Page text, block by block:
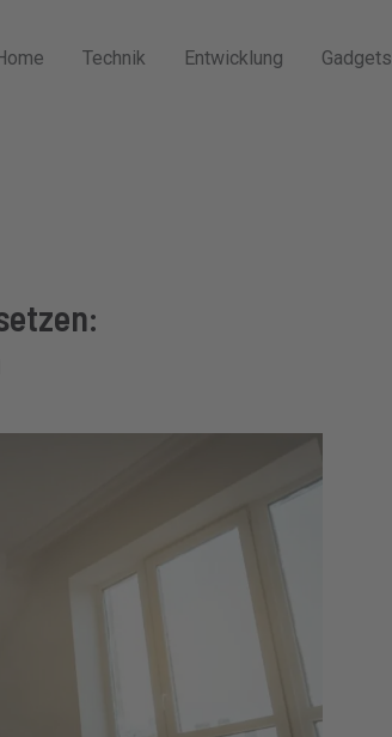
Technik Entwicklung Gadgets